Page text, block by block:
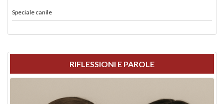
Speciale canile
RIFLESSIONI E PAROLE